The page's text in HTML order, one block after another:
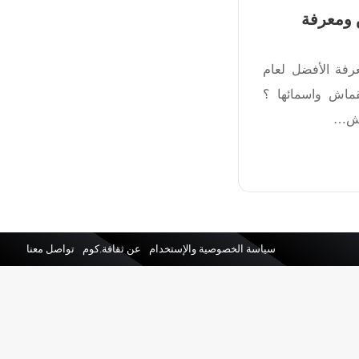
ومعرفة
الأفضل لعام
واسمائها ؟
سياسة الخصوصية والإستخدام عن ثقافة.كوم تواصل معنا